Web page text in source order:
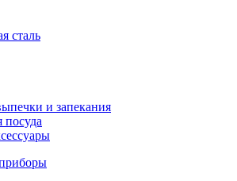
сталь
и запекания
посуда